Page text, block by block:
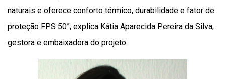
naturais e oferece conforto térmico, durabilidade e fator de
proteção FPS 50”, explica Kátia Aparecida Pereira da Silva,
gestora e embaixadora do projeto.